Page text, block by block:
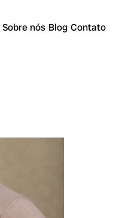
Sobre nós Blog Contato